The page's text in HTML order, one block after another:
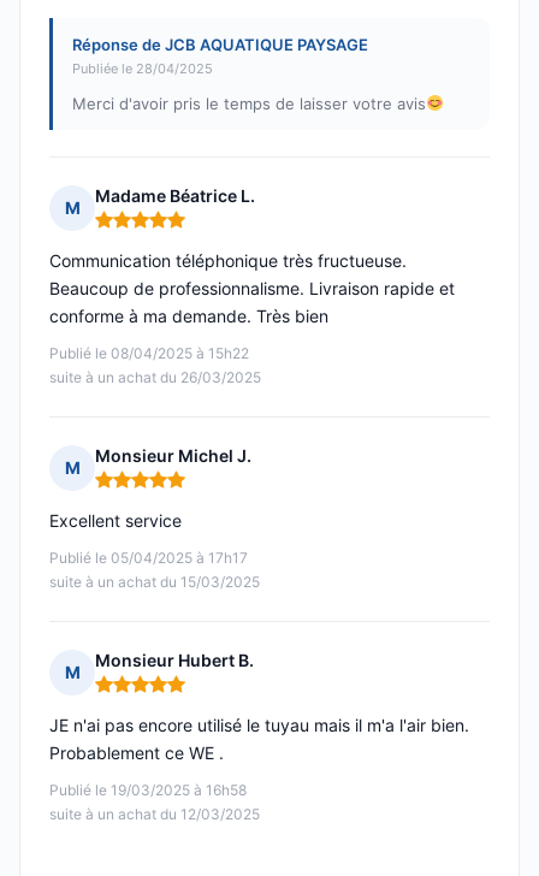
Réponse de JCB AQUATIQUE PAYSAGE
Publiée le 28/04/2025
Merci d'avoir pris le temps de laisser votre avis
M
Madame Béatrice L.
Note : 5 sur 5
Publié le 08/04/2025 à 15h22
suite à un achat du 26/03/2025
Communication téléphonique très fructueuse.
Beaucoup de professionnalisme. Livraison rapide et
conforme à ma demande. Très bien
M
Monsieur Michel J.
Note : 5 sur 5
Publié le 05/04/2025 à 17h17
suite à un achat du 15/03/2025
Excellent service
M
Monsieur Hubert B.
Note : 5 sur 5
Publié le 19/03/2025 à 16h58
suite à un achat du 12/03/2025
JE n'ai pas encore utilisé le tuyau mais il m'a l'air bien.
Probablement ce WE .